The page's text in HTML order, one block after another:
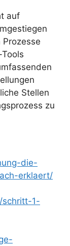
auf
Stellen
zu
die-
erklaert/
schritt-1-